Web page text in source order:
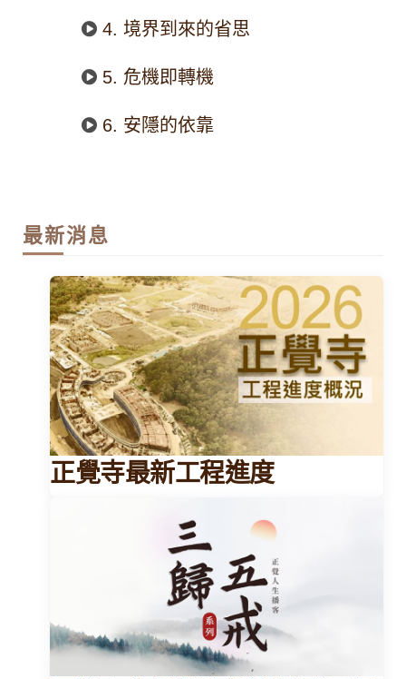
4. 境界到來的省思
5. 危機即轉機
6. 安隱的依靠
最新消息
正覺寺最新工程進度